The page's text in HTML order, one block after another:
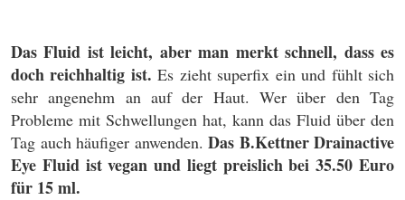
Das Fluid ist leicht, aber man merkt schnell, dass es
doch reichhaltig ist. Es zieht superfix ein und fühlt sich
sehr angenehm an auf der Haut. Wer über den Tag
Probleme mit Schwellungen hat, kann das Fluid über den
Tag auch häufiger anwenden. Das B.Kettner Drainactive
Eye Fluid ist vegan und liegt preislich bei 35.50 Euro
für 15 ml.